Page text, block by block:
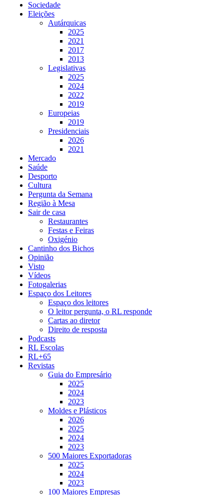
Sociedade
Eleições
Autárquicas
2025
2021
2017
2013
Legislativas
2025
2024
2022
2019
Europeias
2019
Presidenciais
2026
2021
Mercado
Saúde
Desporto
Cultura
Pergunta da Semana
Região à Mesa
Sair de casa
Restaurantes
Festas e Feiras
Oxigénio
Cantinho dos Bichos
Opinião
Visto
Vídeos
Fotogalerias
Espaço dos Leitores
Espaço dos leitores
O leitor pergunta, o RL responde
Cartas ao diretor
Direito de resposta
Podcasts
RL Escolas
RL+65
Revistas
Guia do Empresário
2025
2024
2023
Moldes e Plásticos
2026
2025
2024
2023
500 Maiores Exportadoras
2025
2024
2023
100 Maiores Empresas